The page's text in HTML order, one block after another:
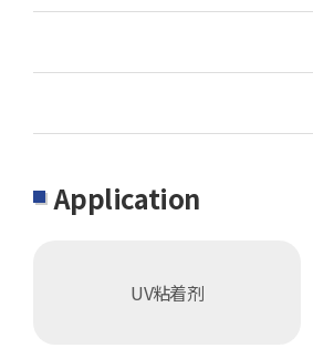
Application
UV粘着剂